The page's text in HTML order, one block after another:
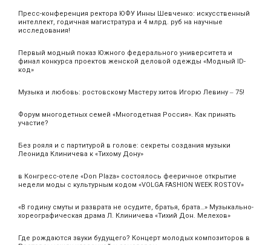
Пресс-конференция ректора ЮФУ Инны Шевченко: искусственный
интеллект, годичная магистратура и 4 млрд. руб на научные
исследования!
Первый модный показ Южного федерального университета и
финал конкурса проектов женской деловой одежды «Модный ID-
код»
Музыка и любовь: ростовскому Мастеру хитов Игорю Левину ‒ 75!
Форум многодетных семей «Многодетная Россия». Как принять
участие?
Без рояля и с партитурой в голове: секреты создания музыки
Леонида Клиничева к «Тихому Дону»
в Конгресс-отеле «Don Plaza» состоялось фееричное открытие
недели моды с культурным кодом «VOLGA FASHION WEEK ROSTOV»
«В годину смуты и разврата не осудите, братья, брата…» Музыкально-
хореографическая драма Л. Клиничева «Тихий Дон. Мелехов»
Где рождаются звуки будущего? Концерт молодых композиторов в